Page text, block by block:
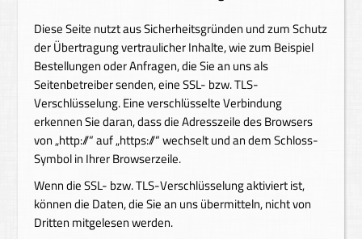
Diese Seite nutzt aus Sicherheitsgründen und zum Schutz
der Übertragung vertraulicher Inhalte, wie zum Beispiel
Bestellungen oder Anfragen, die Sie an uns als
Seitenbetreiber senden, eine SSL- bzw. TLS-
Verschlüsselung. Eine verschlüsselte Verbindung
erkennen Sie daran, dass die Adresszeile des Browsers
von „http://“ auf „https://“ wechselt und an dem Schloss-
Symbol in Ihrer Browserzeile.
Wenn die SSL- bzw. TLS-Verschlüsselung aktiviert ist,
können die Daten, die Sie an uns übermitteln, nicht von
Dritten mitgelesen werden.